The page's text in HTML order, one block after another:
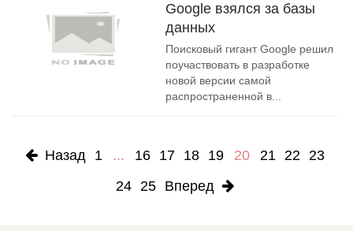
Google взялся за базы
данных
Поисковый гигант Google решил
поучаствовать в разработке
новой версии самой
распространенной в...
Назад 1 ... 16 17 18 19 20 21 22 23
24 25 Вперед